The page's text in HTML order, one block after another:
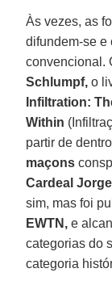
Às vezes, as
difundem-se e
convencional.
Schlumpf, o
Infiltration:
Within
partir de
maçons
Cardeal
sim, mas foi
EWTN, e
categorias do
categoria